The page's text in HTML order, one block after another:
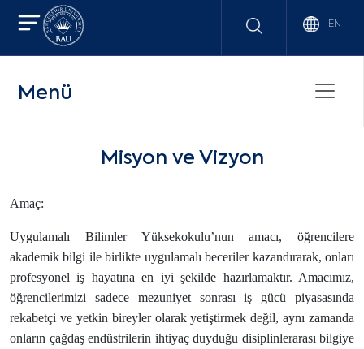
EN
Menü
Misyon ve Vizyon
Amaç:
Uygulamalı Bilimler Yüksekokulu’nun amacı, öğrencilere
akademik bilgi ile birlikte uygulamalı beceriler kazandırarak, onları
profesyonel iş hayatına en iyi şekilde hazırlamaktır. Amacımız,
öğrencilerimizi sadece mezuniyet sonrası iş gücü piyasasında
rekabetçi ve yetkin bireyler olarak yetiştirmek değil, aynı zamanda
onların çağdaş endüstrilerin ihtiyaç duyduğu disiplinlerarası bilgiye